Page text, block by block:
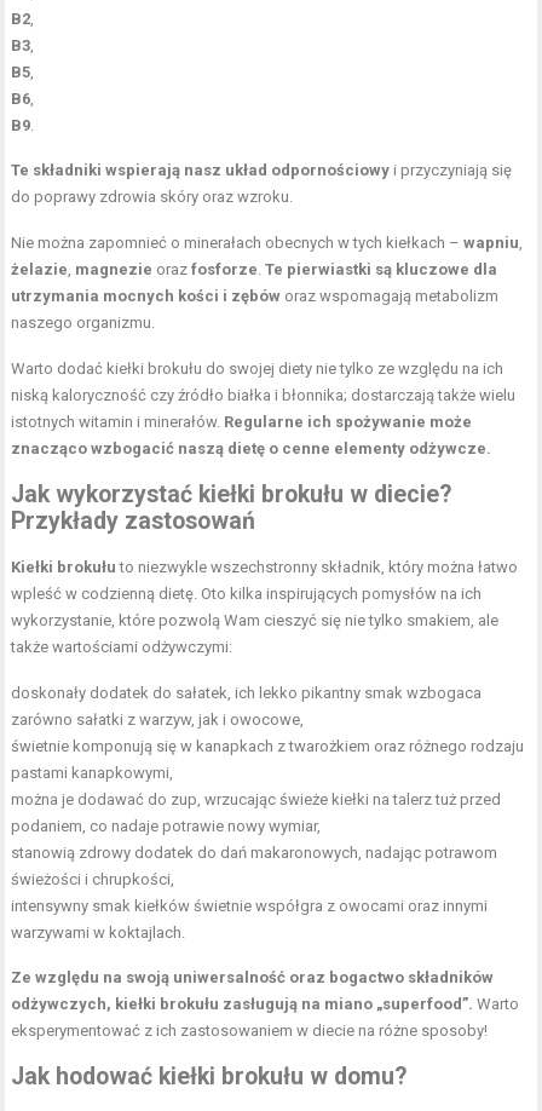
B2
B3
B5
B6
B9
Te składniki wspierają nasz układ odpornościowy i przyczyniają się
do poprawy zdrowia skóry oraz wzroku.
Nie można zapomnieć o minerałach obecnych w tych kiełkach –wapniu
żelazie magnezie orazfosforze .Te pierwiastki są kluczowe dla
utrzymania mocnych kości i zębów oraz wspomagają metabolizm
naszego organizmu.
Warto dodać kiełki brokułu do swojej diety nie tylko ze względu na ich
niską kaloryczność czy źródło białka i błonnika; dostarczają także wielu
istotnych witamin i minerałów. Regularne ich spożywanie może
znacząco wzbogacić naszą dietę o cenne elementy odżywcze.
Jak wykorzystać kiełki brokułu w diecie?
Przykłady zastosowań
Kiełki brokułu to niezwykle wszechstronny składnik, który można łatwo
wpleść w codzienną dietę. Oto kilka inspirujących pomysłów na ich
wykorzystanie, które pozwolą Wam cieszyć się nie tylko smakiem, ale
także wartościami odżywczymi:
doskonały dodatek do sałatek, ich lekko pikantny smak wzbogaca
zarówno sałatki z warzyw, jak i owocowe,
świetnie komponują się w kanapkach z twarożkiem oraz różnego rodzaju
pastami kanapkowymi,
można je dodawać do zup, wrzucając świeże kiełki na talerz tuż przed
podaniem, co nadaje potrawie nowy wymiar,
stanowią zdrowy dodatek do dań makaronowych, nadając potrawom
świeżości i chrupkości,
intensywny smak kiełków świetnie współgra z owocami oraz innymi
warzywami w koktajlach.
Ze względu na swoją uniwersalność oraz bogactwo składników
odżywczych, kiełki brokułu zasługują na miano „superfood”. Warto
eksperymentować z ich zastosowaniem w diecie na różne sposoby!
Jak hodować kiełki brokułu w domu?